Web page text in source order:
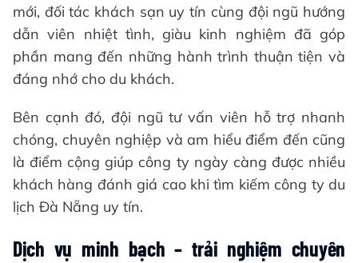
mới, đối tác khách sạn uy tín cùng đội ngũ hướng
dẫn viên nhiệt tình, giàu kinh nghiệm đã góp
phần mang đến những hành trình thuận tiện và
đáng nhớ cho du khách.
Bên cạnh đó, đội ngũ tư vấn viên hỗ trợ nhanh
chóng, chuyên nghiệp và am hiểu điểm đến cũng
là điểm cộng giúp công ty ngày càng được nhiều
khách hàng đánh giá cao khi tìm kiếm công ty du
lịch Đà Nẵng uy tín.
Dịch vụ minh bạch – trải nghiệm chuyên